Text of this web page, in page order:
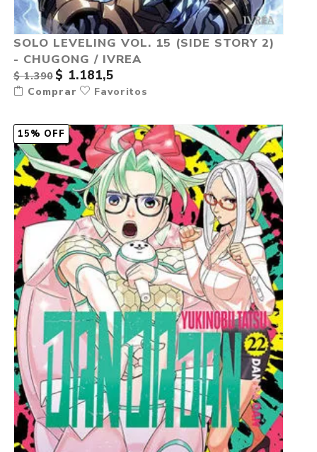
SOLO LEVELING VOL. 15 (SIDE STORY 2)
- CHUGONG / IVREA
$ 1.390 $ 1.181,5
Comprar Favoritos
15% OFF